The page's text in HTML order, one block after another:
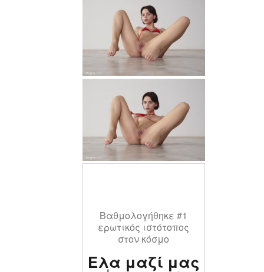
Βαθμολογήθηκε #1
ερωτικός ιστότοπος
στον κόσμο
Ελα μαζί μας